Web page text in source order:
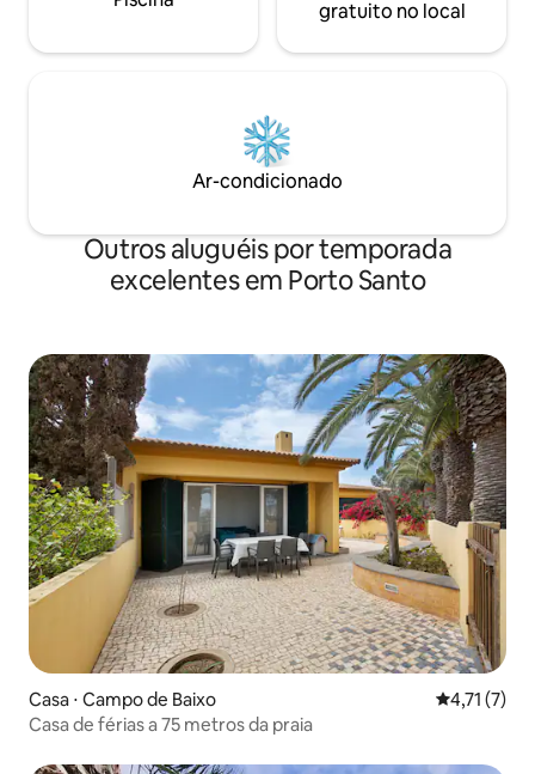
gratuito no local
Ar-condicionado
Outros aluguéis por temporada
excelentes em Porto Santo
Casa ⋅ Campo de Baixo 4,71 de
4,71 (7)
Casa de férias a 75 metros da praia